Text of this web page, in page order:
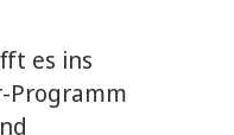
es ins
Programm